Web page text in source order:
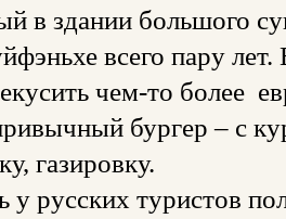
в здании большого
всего пару
чем-то более
бургер – с
газировку.
у русских туристов